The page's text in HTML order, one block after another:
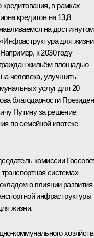
кредитования, в рамках
кредитов на 13,8
на
для
к 2030 году
жильём площадью
человека, улучшить
услуг для 20
благодарности
Путину за решение
по семейной ипотеке
комиссии
система»
о влиянии развития
инфраструктуры
жизни.
коммунального